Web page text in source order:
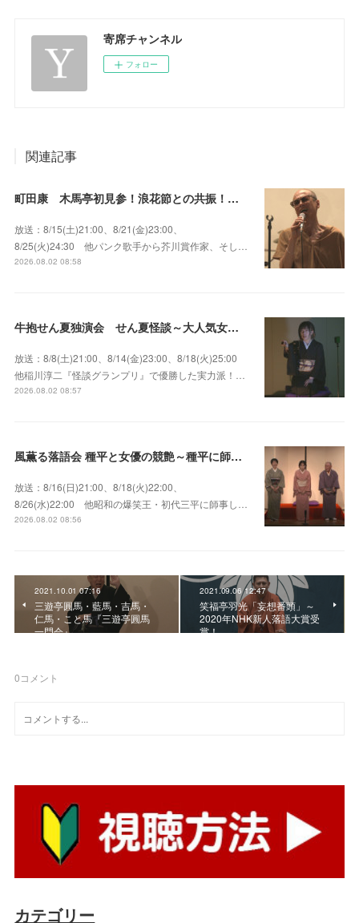
寄席チャンネル
フォロー
関連記事
町田康 木馬亭初見参！浪花節との共振！～マチダ地蔵尊 他
放送：8/15(土)21:00、8/21(金)23:00、
8/25(火)24:30 他パンク歌手から芥川賞作家、そし…
2026.08.02 08:58
牛抱せん夏独演会 せん夏怪談～大人気女性怪談師とっておきの背筋も凍る…
放送：8/8(土)21:00、8/14(金)23:00、8/18(火)25:00
他稲川淳二『怪談グランプリ』で優勝した実力派！…
2026.08.02 08:57
風薫る落語会 種平と女優の競艶～種平に師事した女優たちが百花繚乱に咲き誇る大人気落語会
放送：8/16(日)21:00、8/18(火)22:00、
8/26(水)22:00 他昭和の爆笑王・初代三平に師事し…
2026.08.02 08:56
2021.10.01 07:16
三遊亭圓馬・藍馬・吉馬・
仁馬・こと馬『三遊亭圓馬
一門会』
2021.09.06 12:47
笑福亭羽光「妄想番頭」～
2020年NHK新人落語大賞受
賞！
0コメント
カテゴリー